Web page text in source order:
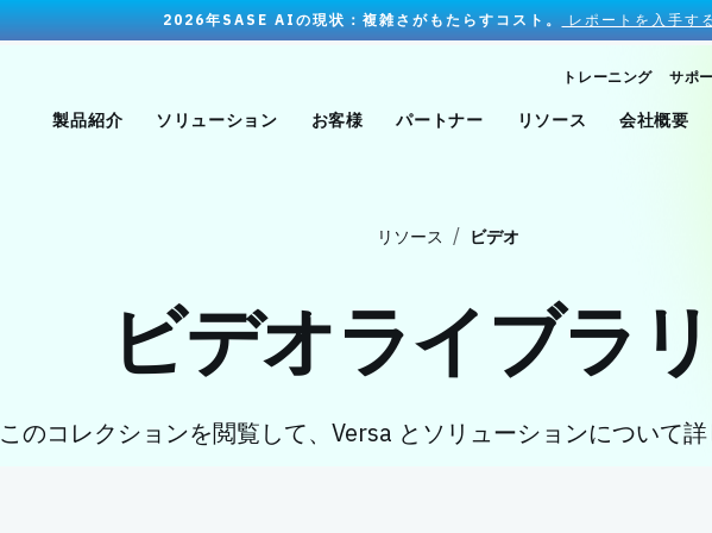
2026年SASE AIの現状：複雑さがもたらすコスト。 レポートを入手す
トレーニング サポ
製品紹介 ソリューション お客様 パートナー リソース 会社概要
リソース ビデオ
ビデオライブラ
このコレクションを閲覧して、Versa とソリューションについて